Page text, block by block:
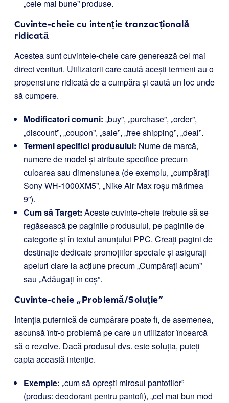
„cele mai bune” produse.
Cuvinte-cheie cu intenție tranzacțională
ridicată
Acestea sunt cuvintele-cheie care generează cel mai
direct venituri. Utilizatorii care caută acești termeni au o
propensiune ridicată de a cumpăra și caută un loc unde
să cumpere.
Modificatori comuni: „buy”, „purchase”, „order”,
„discount”, „coupon”, „sale”, „free shipping”, „deal”.
Termeni specifici produsului: Nume de marcă,
numere de model și atribute specifice precum
culoarea sau dimensiunea (de exemplu, „cumpărați
Sony WH-1000XM5”, „Nike Air Max roșu mărimea
9”).
Cum să Target: Aceste cuvinte-cheie trebuie să se
regăsească pe paginile produsului, pe paginile de
categorie și în textul anunțului PPC. Creați pagini de
destinație dedicate promoțiilor speciale și asigurați
apeluri clare la acțiune precum „Cumpărați acum”
sau „Adăugați în coș”.
Cuvinte-cheie „Problemă/Soluție”
Intenția puternică de cumpărare poate fi, de asemenea,
ascunsă într-o problemă pe care un utilizator încearcă
să o rezolve. Dacă produsul dvs. este soluția, puteți
capta această intenție.
Exemple: „cum să oprești mirosul pantofilor”
(produs: deodorant pentru pantofi), „cel mai bun mod